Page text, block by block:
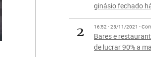
ginásio fechado
2 16:52 - 25/11/2021 -
Bares e
de lucrar 90% a